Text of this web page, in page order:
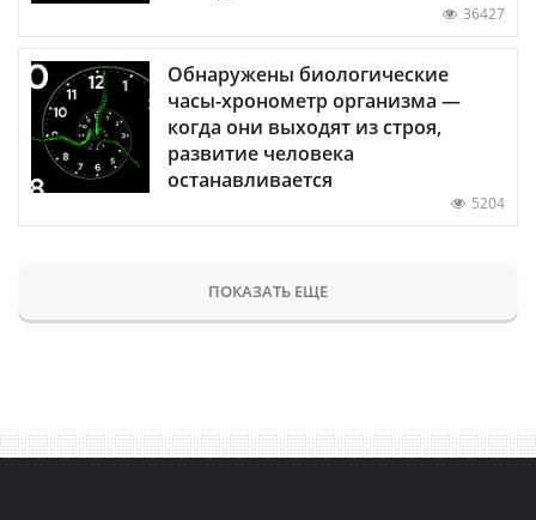
36427
Обнаружены биологические
часы-хронометр организма —
когда они выходят из строя,
развитие человека
останавливается
5204
ПОКАЗАТЬ ЕЩЕ